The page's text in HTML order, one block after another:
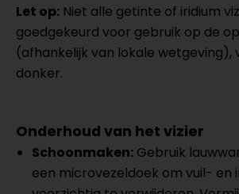
Let op: Niet alle getinte of iridium
goedgekeurd voor gebruik op de
(afhankelijk van lokale wetgeving),
donker.
Onderhoud van het vizier
Schoonmaken: Gebruik
een microvezeldoek om vuil- en